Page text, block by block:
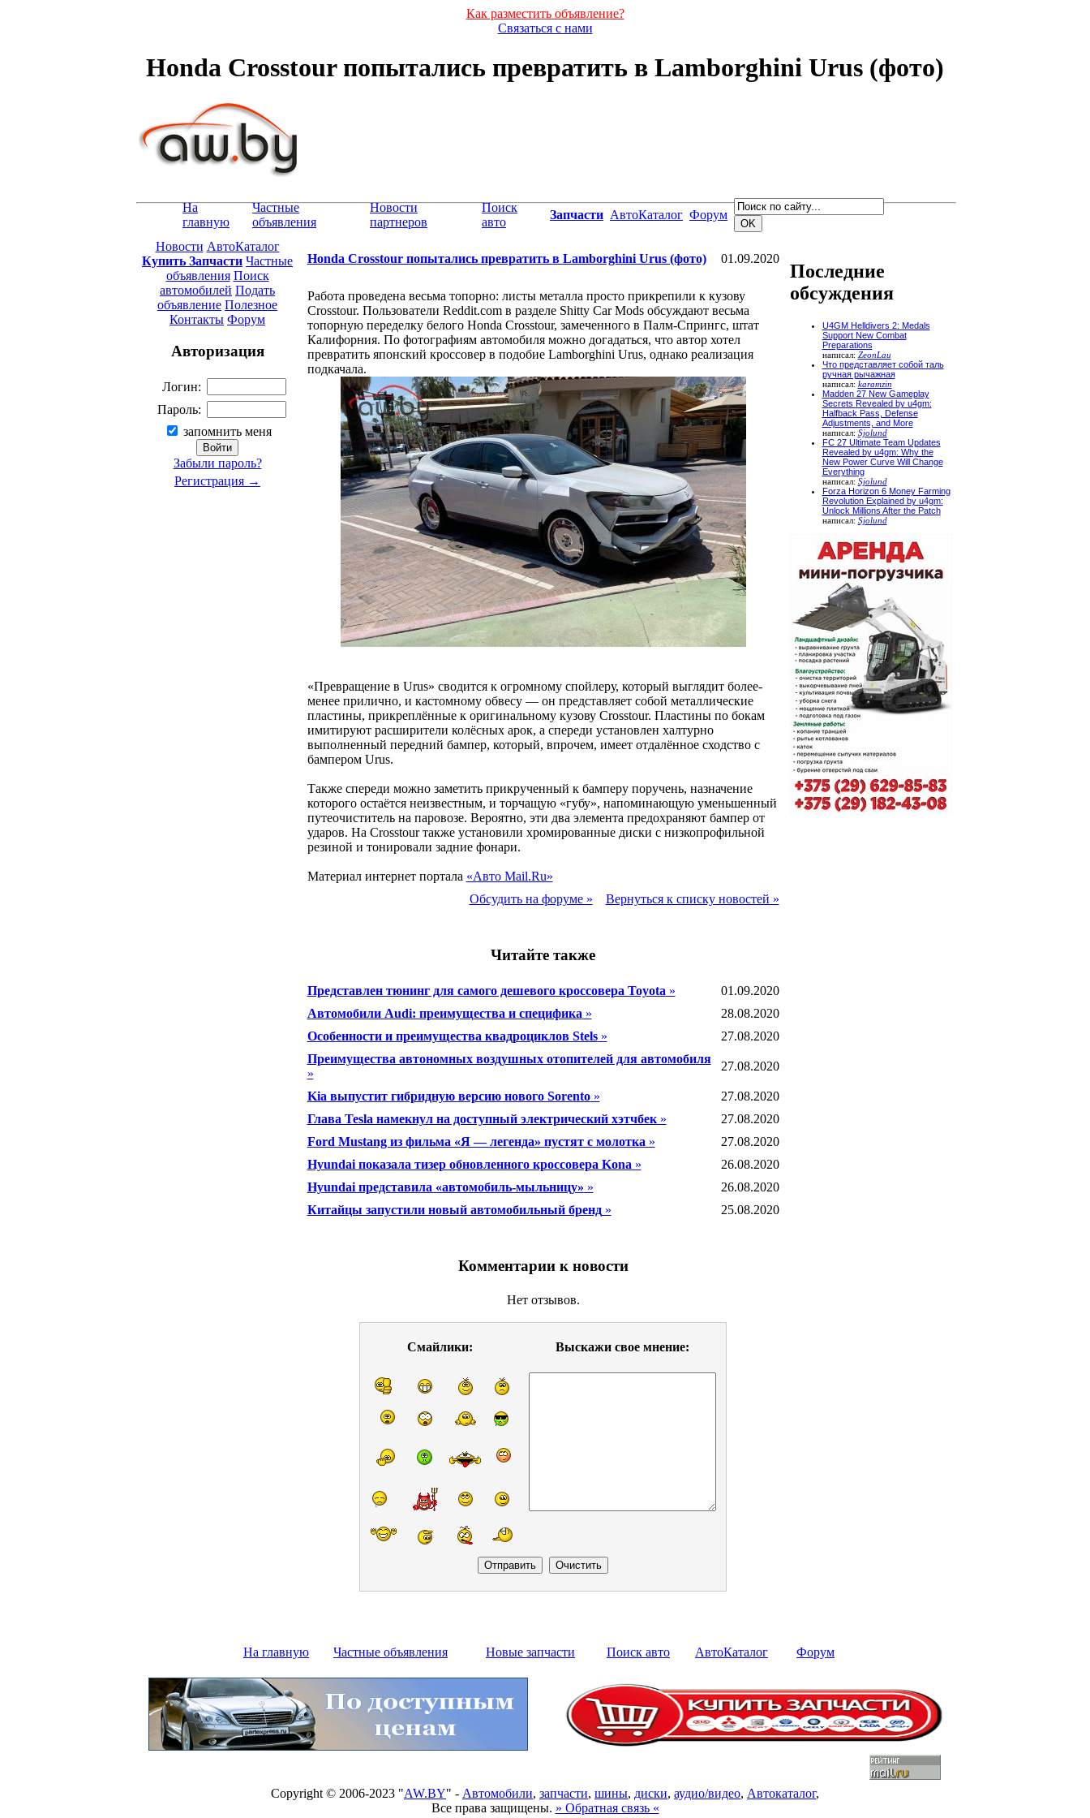
Как разместить объявление?
Связаться с нами
Honda Crosstour попытались превратить в Lamborghini Urus (фото)
На
главную
Частные
объявления
Новости
партнеров
Поиск
авто
Запчасти АвтоКаталог Форум
Новости АвтоКаталог
Купить Запчасти Частные
объявления Поиск
автомобилей Подать
объявление Полезное
Контакты Форум
Авторизация
Логин:
Пароль:
запомнить меня
Забыли пароль?
Регистрация →
Honda Crosstour попытались превратить в Lamborghini Urus (фото) 01.09.2020
Работа проведена весьма топорно: листы металла просто прикрепили к кузову
Crosstour. Пользователи Reddit.com в разделе Shitty Car Mods обсуждают весьма
топорную переделку белого Honda Crosstour, замеченного в Палм-Спрингс, штат
Калифорния. По фотографиям автомобиля можно догадаться, что автор хотел
превратить японский кроссовер в подобие Lamborghini Urus, однако реализация
подкачала.
«Превращение в Urus» сводится к огромному спойлеру, который выглядит более-
менее прилично, и кастомному обвесу — он представляет собой металлические
пластины, прикреплённые к оригинальному кузову Crosstour. Пластины по бокам
имитируют расширители колёсных арок, а спереди установлен халтурно
выполненный передний бампер, который, впрочем, имеет отдалённое сходство с
бампером Urus.
Также спереди можно заметить прикрученный к бамперу поручень, назначение
которого остаётся неизвестным, и торчащую «губу», напоминающую уменьшенный
путеочиститель на паровозе. Вероятно, эти два элемента предохраняют бампер от
ударов. На Crosstour также установили хромированные диски с низкопрофильной
резиной и тонировали задние фонари.
Материал интернет портала «Авто Mail.Ru»
Обсудить на форуме »
Вернуться к списку новостей »
Читайте также
Представлен тюнинг для самого дешевого кроссовера Toyota »
01.09.2020
Автомобили Audi: преимущества и специфика »
28.08.2020
Особенности и преимущества квадроциклов Stels»
27.08.2020
Преимущества автономных воздушных отопителей для автомобиля
»
27.08.2020
Kia выпустит гибридную версию нового Sorento»
27.08.2020
Глава Tesla намекнул на доступный электрический хэтчбек»
27.08.2020
Ford Mustang из фильма «Я — легенда» пустят с молотка »
27.08.2020
Hyundai показала тизер обновленного кроссовера Kona »
26.08.2020
Hyundai представила «автомобиль-мыльницу» »
26.08.2020
Китайцы запустили новый автомобильный бренд» 25.08.2020
Комментарии к новости
Нет отзывов.
Смайлики: Выскажи свое мнение:
Последние
обсуждения
U4GM Helldivers 2: Medals
Support New Combat
Preparations
написал: ZeonLau
Что представляет собой таль
ручная рычажная
написал: karamzin
Madden 27 New Gameplay
Secrets Revealed by u4gm:
Halfback Pass, Defense
Adjustments, and More
написал: Sjolund
FC 27 Ultimate Team Updates
Revealed by u4gm: Why the
New Power Curve Will Change
Everything
написал: Sjolund
Forza Horizon 6 Money Farming
Revolution Explained by u4gm:
Unlock Millions After the Patch
написал: Sjolund
На главную Частные объявления Новые запчасти Поиск авто АвтоКаталог Форум
Copyright © 2006-2023 "AW.BY" - Автомобили, запчасти, шины, диски, аудио/видео, Автокаталог,
Все права защищены. » Обратная связь «